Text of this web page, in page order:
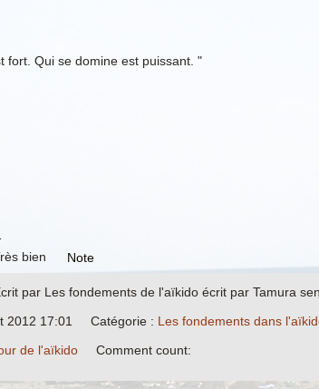
fort. Qui se domine est puissant. "
bien
par Les fondements de l'aïkido écrit par Tamura
2012 17:01
Catégorie : Les fondements dans
de l'aïkido Comment count: